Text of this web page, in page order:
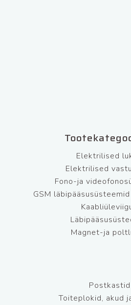
Elektrilised
Elektrilised
Fono-ja
GSM
Magnet-ja
Postkastid
Toiteplokid, akud